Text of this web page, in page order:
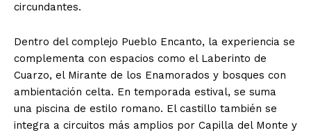
circundantes.
Dentro del complejo Pueblo Encanto, la experiencia se
complementa con espacios como el Laberinto de
Cuarzo, el Mirante de los Enamorados y bosques con
ambientación celta. En temporada estival, se suma
una piscina de estilo romano. El castillo también se
integra a circuitos más amplios por Capilla del Monte y